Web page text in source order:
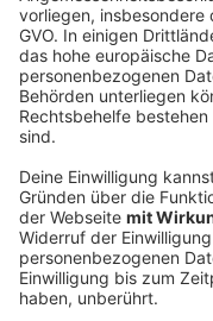
Anzeige
Mark Forster
Anzeige